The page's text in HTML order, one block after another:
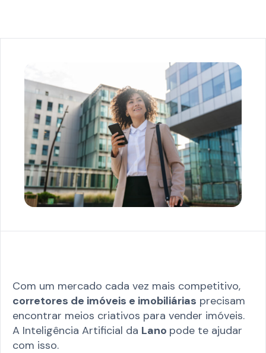
Com um mercado cada vez mais competitivo,
corretores de imóveis e imobiliárias precisam
encontrar meios criativos para vender imóveis.
A Inteligência Artificial da Lano pode te ajudar
com isso.